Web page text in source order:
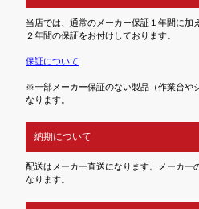
当店では、通常のメーカー保証１年間に加
２年間の保証をお付けしております。
保証について
※一部メーカー保証のない製品（作業台や
なります。
納期について
配送はメーカー直送になります。メーカー
なります。